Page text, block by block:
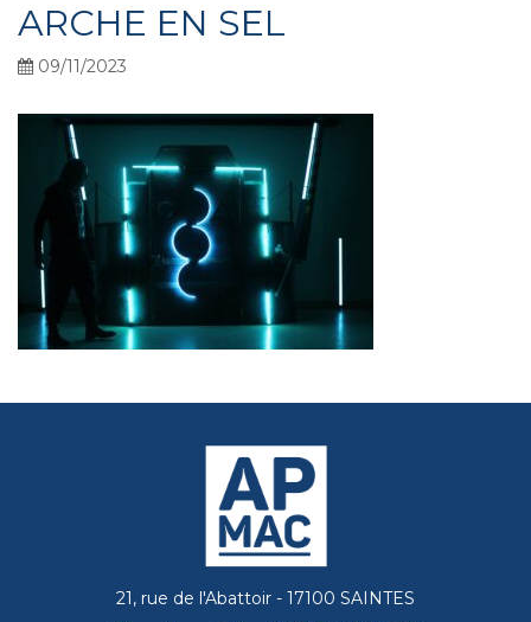
ARCHE EN SEL
09/11/2023
21, rue de l'Abattoir - 17100 SAINTES